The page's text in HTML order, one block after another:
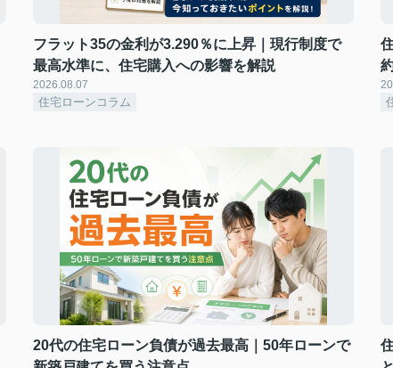
フラット35の金利が3.290％に上昇｜現行制度で
最高水準に、住宅購入への影響を解説
2026.08.07
住宅ローンコラム
20代の住宅ローン負債が過去最高｜50年ローンで